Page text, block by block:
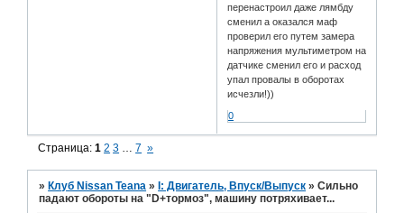
перенастроил даже лямбду
сменил а оказался маф
проверил его путем замера
напряжения мультиметром на
датчике сменил его и расход
упал провалы в оборотах
исчезли!))
0
Страница:1 2 3 … 7 »
» Клуб Nissan Teana » I: Двигатель, Впуск/Выпуск »Сильно
падают обороты на "D+тормоз", машину потряхивает...